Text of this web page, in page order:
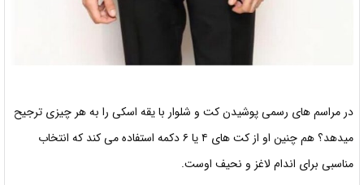
در مراسم های رسمی پوشیدن کت و شلوار با یقه اسکی را به هر چیزی ترجيح
میدهد؟ هم چنین او از کت های ۴ یا ۶ دکمه استفاده می کند که انتخاب
مناسبی برای اندام لاغز و نحیف اوست.